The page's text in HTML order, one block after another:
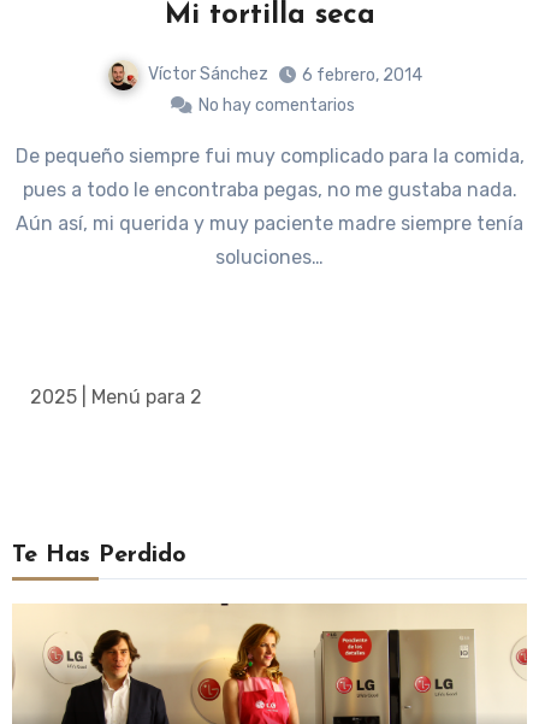
Mi tortilla seca
Víctor Sánchez
6 febrero, 2014
No hay comentarios
De pequeño siempre fui muy complicado para la comida,
pues a todo le encontraba pegas, no me gustaba nada.
Aún así, mi querida y muy paciente madre siempre tenía
soluciones…
2025 | Menú para 2
Te Has Perdido